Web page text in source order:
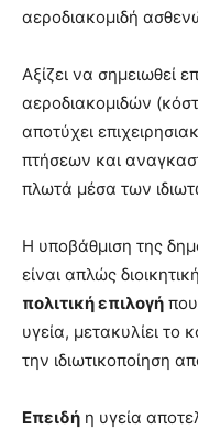
αεροδιακομιδή
Αξίζει να σημειωθεί
αεροδιακομιδών
αποτύχει
πτήσεων και
πλωτά μέσα των
Η υποβάθμιση της
είναι απλώς
πολιτική επιλογή
υγεία, μετακυλίει το
την ιδιωτικοποίηση
Επειδή η υγεία